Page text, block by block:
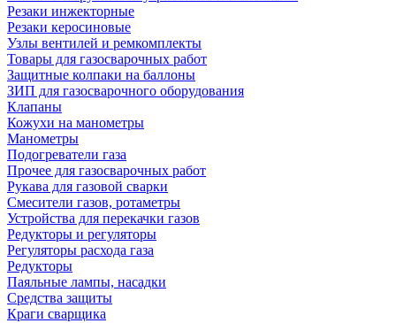
Резаки инжекторные
Резаки керосиновые
Узлы вентилей и ремкомплекты
Товары для газосварочных работ
Защитные колпаки на баллоны
ЗИП для газосварочного оборудования
Клапаны
Кожухи на манометры
Манометры
Подогреватели газа
Прочее для газосварочных работ
Рукава для газовой сварки
Смесители газов, ротаметры
Устройства для перекачки газов
Редукторы и регуляторы
Регуляторы расхода газа
Редукторы
Паяльные лампы, насадки
Средства защиты
Краги сварщика